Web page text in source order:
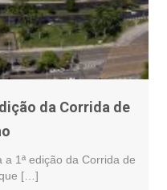
da Corrida de
1ª edição da Corrida de
que […]